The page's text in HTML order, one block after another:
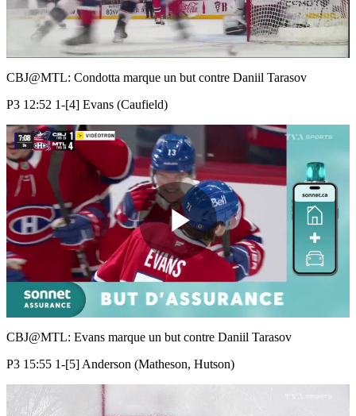
Video
CBJ@MTL: Condotta marque un but contre Daniil Tarasov
P3 12:52 1-[4] Evans (Caufield)
Play
Video
CBJ@MTL: Evans marque un but contre Daniil Tarasov
P3 15:55 1-[5] Anderson (Matheson, Hutson)